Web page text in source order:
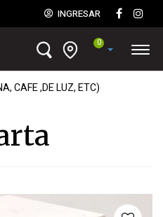
INGRESAR
0
CAFE ,DE LUZ, ETC)